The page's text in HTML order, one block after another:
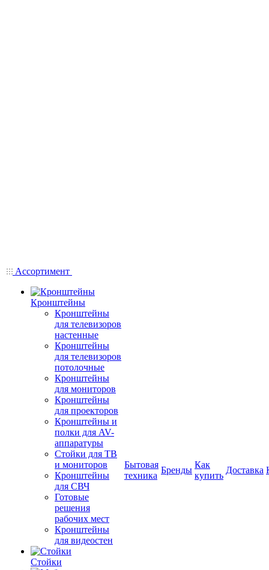
Ассортимент
Кронштейны
Кронштейны
для телевизоров
настенные
Кронштейны
для телевизоров
потолочные
Кронштейны
для мониторов
Кронштейны
для проекторов
Кронштейны и
полки для AV-
аппаратуры
Стойки для ТВ
и мониторов
Кронштейны
для СВЧ
Готовые
решения
рабочих мест
Кронштейны
для видеостен
Стойки
Бытовая
техника
Бренды
Как
купить
Доставка